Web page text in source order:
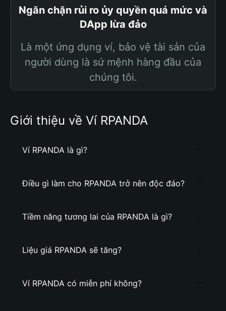
Ngăn chặn rủi ro ủy quyền quá mức và
DApp lừa đảo
Là một ứng dụng ví, bảo vệ tài sản của
người dùng là sứ mệnh hàng đầu của
chúng tôi.
Giới thiệu về Ví RPANDA
Ví RPANDA là gì?
Điều gì làm cho RPANDA trở nên độc đáo?
Tiềm năng tương lai của RPANDA là gì?
Liệu giá RPANDA sẽ tăng?
Ví RPANDA có miễn phí không?